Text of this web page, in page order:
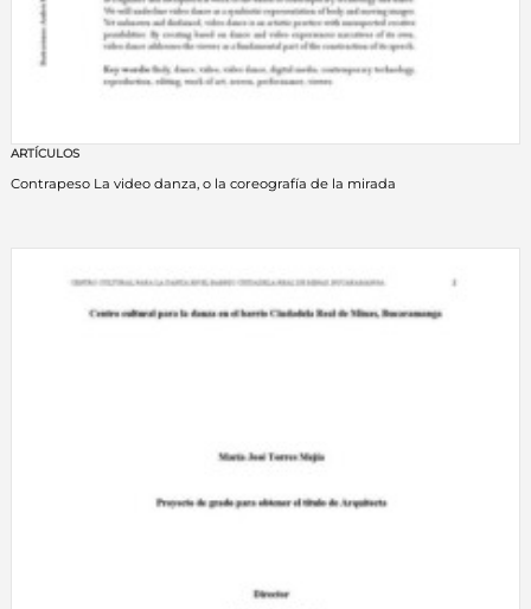
ARTÍCULOS
Contrapeso La video danza, o la coreografía de la mirada